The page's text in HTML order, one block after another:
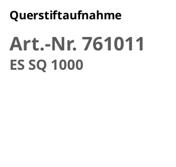
Querstiftaufnahme
Art.-Nr. 761011
ES SQ 1000